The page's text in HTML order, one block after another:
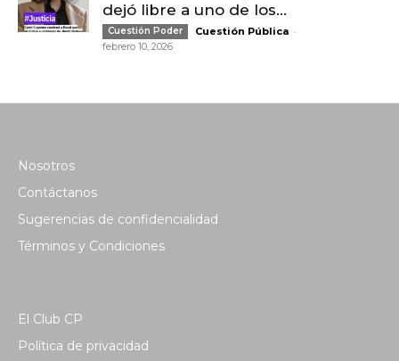
dejó libre a uno de los...
Cuestión Poder Cuestión Pública -
febrero 10, 2026
Nosotros
Contáctanos
Sugerencias de confidencialidad
Términos y Condiciones
El Club CP
Política de privacidad